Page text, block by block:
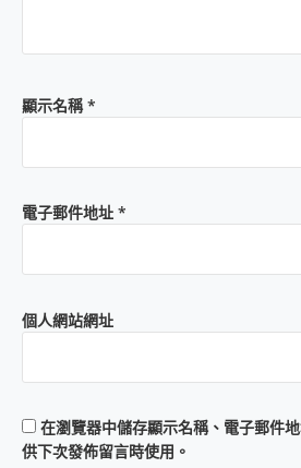
顯示名稱*
電子郵件地址 *
個人網站網址
在瀏覽器中儲存顯示名稱、電子郵件
供下次發佈留言時使用。